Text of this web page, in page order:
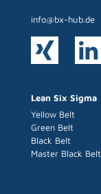
info@bx-hub.de
Lean Six Sigma
Yellow Belt
Green Belt
Black Belt
Master Black Belt